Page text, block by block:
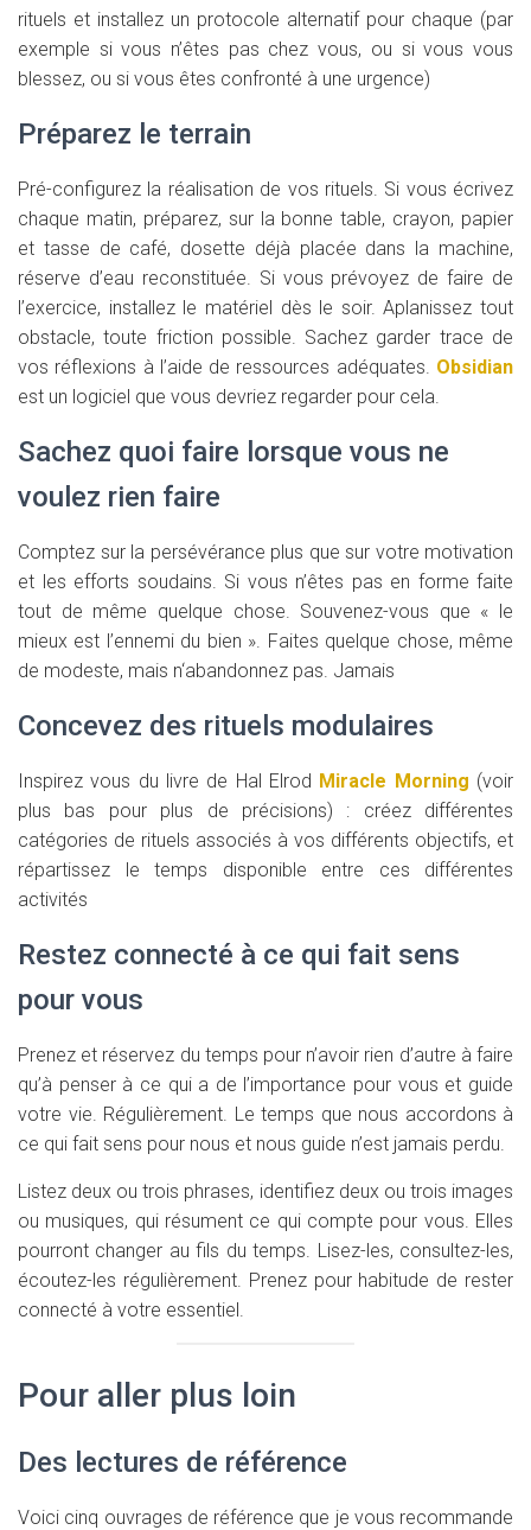
rituels et installez un protocole alternatif pour chaque (par
exemple si vous n’êtes pas chez vous, ou si vous vous
blessez, ou si vous êtes confronté à une urgence)
Préparez le terrain
Pré-configurez la réalisation de vos rituels. Si vous écrivez
chaque matin, préparez, sur la bonne table, crayon, papier
et tasse de café, dosette déjà placée dans la machine,
réserve d’eau reconstituée. Si vous prévoyez de faire de
l’exercice, installez le matériel dès le soir. Aplanissez tout
obstacle, toute friction possible. Sachez garder trace de
vos réflexions à l’aide de ressources adéquates. Obsidian
est un logiciel que vous devriez regarder pour cela.
Sachez quoi faire lorsque vous ne
voulez rien faire
Comptez sur la persévérance plus que sur votre motivation
et les efforts soudains. Si vous n’êtes pas en forme faite
tout de même quelque chose. Souvenez-vous que « le
mieux est l’ennemi du bien ». Faites quelque chose, même
de modeste, mais n‘abandonnez pas. Jamais
Concevez des rituels modulaires
Inspirez vous du livre de Hal Elrod Miracle Morning (voir
plus bas pour plus de précisions) : créez différentes
catégories de rituels associés à vos différents objectifs, et
répartissez le temps disponible entre ces différentes
activités
Restez connecté à ce qui fait sens
pour vous
Prenez et réservez du temps pour n’avoir rien d’autre à faire
qu’à penser à ce qui a de l’importance pour vous et guide
votre vie. Régulièrement. Le temps que nous accordons à
ce qui fait sens pour nous et nous guide n’est jamais perdu.
Listez deux ou trois phrases, identifiez deux ou trois images
ou musiques, qui résument ce qui compte pour vous. Elles
pourront changer au fils du temps. Lisez-les, consultez-les,
écoutez-les régulièrement. Prenez pour habitude de rester
connecté à votre essentiel.
Pour aller plus loin
Des lectures de référence
Voici cinq ouvrages de référence que je vous recommande